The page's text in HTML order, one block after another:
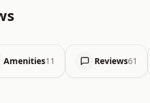
Amenities11 Reviews61